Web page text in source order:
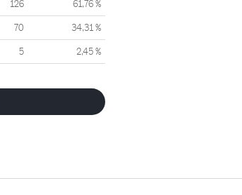
126 61,76 %
70 34,31 %
5 2,45 %